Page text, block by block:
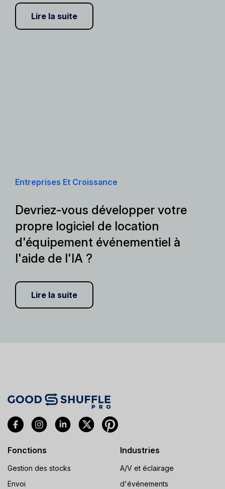
Lire la suite
Entreprises Et Croissance
Devriez-vous développer votre
propre logiciel de location
d'équipement événementiel à
l'aide de l'IA ?
Lire la suite
Fonctions
Gestion des stocks
Envoi
Industries
A/V et éclairage
d'événements